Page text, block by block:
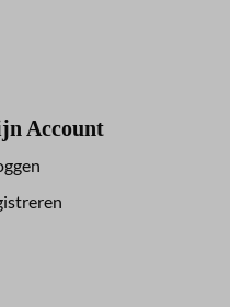
Account